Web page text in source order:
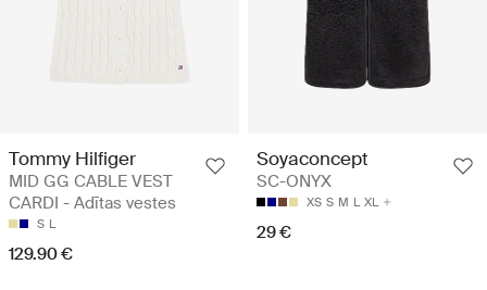
Tommy Hilfiger
MID GG CABLE VEST
CARDI - Adītas vestes
S L
129.90 €
Soyaconcept
SC-ONYX
XS S M L XL
29 €